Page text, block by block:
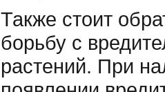
Также стоит
борьбу с
растений. При